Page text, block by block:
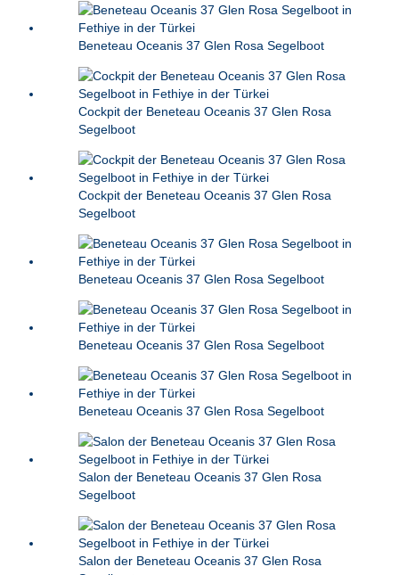
Beneteau Oceanis 37 Glen Rosa Segelboot
Cockpit der Beneteau Oceanis 37 Glen Rosa
Segelboot
Cockpit der Beneteau Oceanis 37 Glen Rosa
Segelboot
Beneteau Oceanis 37 Glen Rosa Segelboot
Beneteau Oceanis 37 Glen Rosa Segelboot
Beneteau Oceanis 37 Glen Rosa Segelboot
Salon der Beneteau Oceanis 37 Glen Rosa
Segelboot
Salon der Beneteau Oceanis 37 Glen Rosa